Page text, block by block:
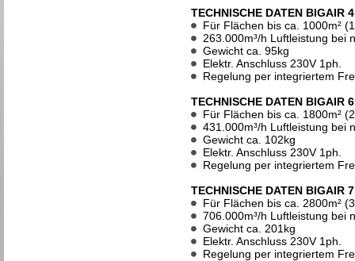
TECHNISCHE DATEN BIGAIR
Für Flächen bis ca. 1000m²
263.000m³/h Luftleistung bei
Gewicht ca. 95kg
Elektr. Anschluss 230V 1ph.
Regelung per integriertem
TECHNISCHE DATEN BIGAIR
Für Flächen bis ca. 1800m²
431.000m³/h Luftleistung bei
Gewicht ca. 102kg
Elektr. Anschluss 230V 1ph.
Regelung per integriertem
TECHNISCHE DATEN BIGAIR
Für Flächen bis ca. 2800m²
706.000m³/h Luftleistung bei
Gewicht ca. 201kg
Elektr. Anschluss 230V 1ph.
Regelung per integriertem